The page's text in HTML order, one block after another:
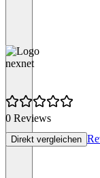
nexnet
0 Reviews
Direkt vergleichen